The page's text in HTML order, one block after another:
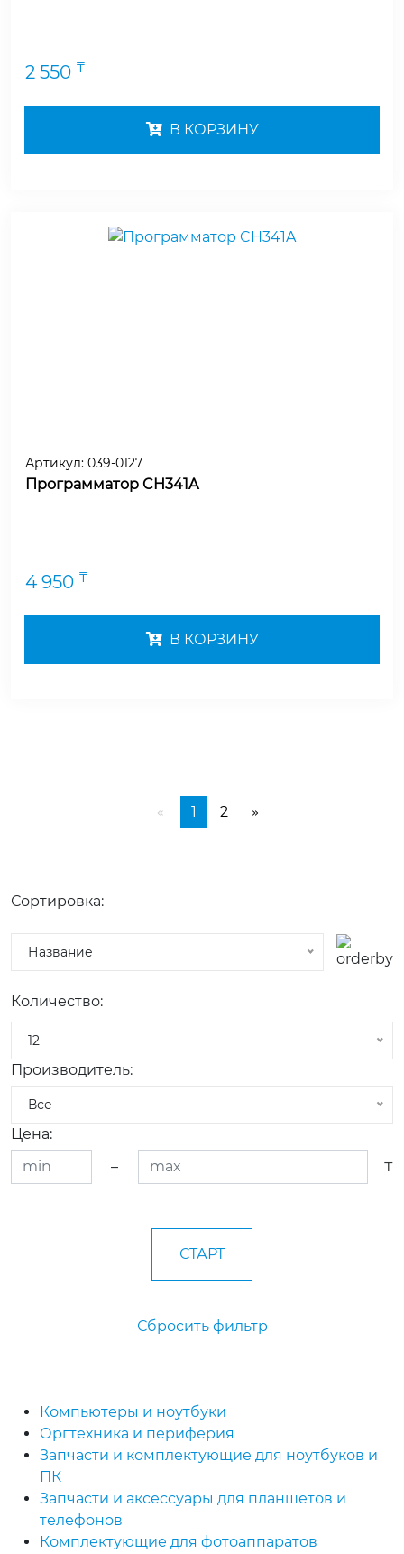
Сортировка:
Название
Количество:
12
Производитель:
Все
Цена:
–
₸
Сбросить фильтр
Компьютеры и ноутбуки
Оргтехника и периферия
Запчасти и комплектующие для ноутбуков и
ПК
Запчасти и аксессуары для планшетов и
телефонов
Комплектующие для фотоаппаратов
2 550 ₸
В КОРЗИНУ
Артикул: 039-0127
Программатор CH341A
4 950 ₸
В КОРЗИНУ
« 1 2 »